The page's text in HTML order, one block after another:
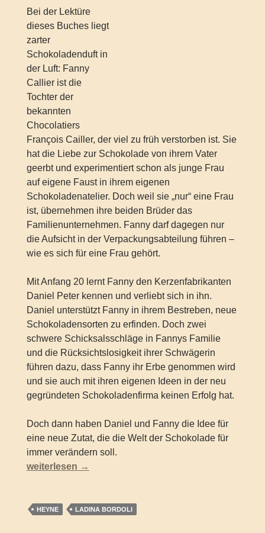
Bei der Lektüre
dieses Buches liegt
zarter
Schokoladenduft in
der Luft: Fanny
Callier ist die
Tochter der
bekannten
Chocolatiers
François Cailler, der viel zu früh verstorben ist. Sie
hat die Liebe zur Schokolade von ihrem Vater
geerbt und experimentiert schon als junge Frau
auf eigene Faust in ihrem eigenen
Schokoladenatelier. Doch weil sie „nur“ eine Frau
ist, übernehmen ihre beiden Brüder das
Familienunternehmen. Fanny darf dagegen nur
die Aufsicht in der Verpackungsabteilung führen –
wie es sich für eine Frau gehört.
Mit Anfang 20 lernt Fanny den Kerzenfabrikanten
Daniel Peter kennen und verliebt sich in ihn.
Daniel unterstützt Fanny in ihrem Bestreben, neue
Schokoladensorten zu erfinden. Doch zwei
schwere Schicksalsschläge in Fannys Familie
und die Rücksichtslosigkeit ihrer Schwägerin
führen dazu, dass Fanny ihr Erbe genommen wird
und sie auch mit ihren eigenen Ideen in der neu
gegründeten Schokoladenfirma keinen Erfolg hat.
Doch dann haben Daniel und Fanny die Idee für
eine neue Zutat, die die Welt der Schokolade für
immer verändern soll.
LADINA BORDOLI – Der Geschmack von Freiheit
weiterlesen →
HEYNE LADINA BORDOLI